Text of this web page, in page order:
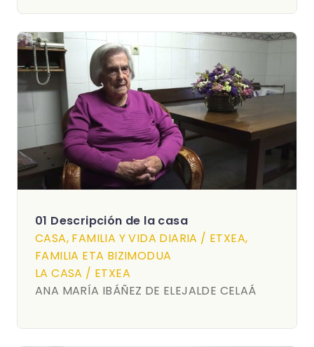
01 Descripción de la casa
CASA, FAMILIA Y VIDA DIARIA / ETXEA,
FAMILIA ETA BIZIMODUA
LA CASA / ETXEA
ANA MARÍA IBÁÑEZ DE ELEJALDE CELAÁ